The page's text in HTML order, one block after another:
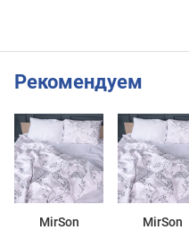
Рекомендуем
MirSon
MirSon